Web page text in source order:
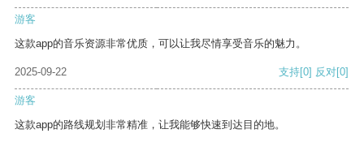
游客
这款app的音乐资源非常优质，可以让我尽情享受音乐的魅力。
2025-09-22 支持[0] 反对[0]
游客
这款app的路线规划非常精准，让我能够快速到达目的地。